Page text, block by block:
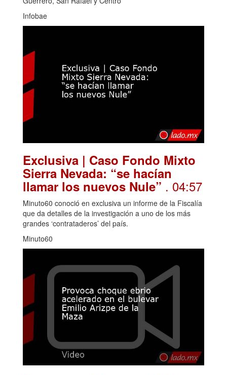
Infobae
Exclusiva | Caso Fondo Mixto
Sierra Nevada: “se hacían
llamar los nuevos Nule” . 04:57
Minuto60 conoció en exclusiva un informe de la Fiscalía
que da detalles de la investigación a uno de los más
grandes ‘contrataderos’ del país.
Minuto60